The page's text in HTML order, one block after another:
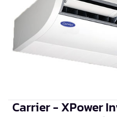
Carrier - XPower